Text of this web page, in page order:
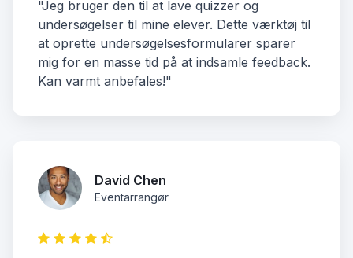
"Jeg bruger den til at lave quizzer og
undersøgelser til mine elever. Dette værktøj til
at oprette undersøgelsesformularer sparer
mig for en masse tid på at indsamle feedback.
Kan varmt anbefales!"
David Chen
Eventarrangør